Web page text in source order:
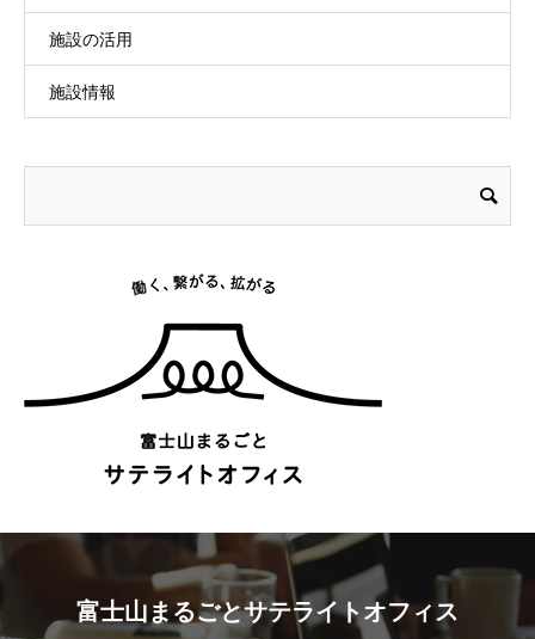
施設の活用
施設情報
富士山まるごとサテライトオフィス